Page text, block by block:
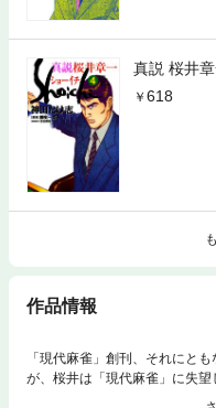
真説 桜井
618
作品情報
「現代麻雀」創刊、それにと
が、桜井は「現代麻雀」に失